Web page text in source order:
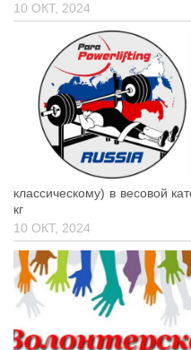
История университета
Контакты РГУ СоцТех
Сведения об
Абитуриенту
Рейтинговые списки
Рекомендованные к
Студенту
Личный кабинет
Расписание учебных
полугодие
Коллективные
10 ОКТ, 2024
классическому) в весовой
кг
10 ОКТ, 2024